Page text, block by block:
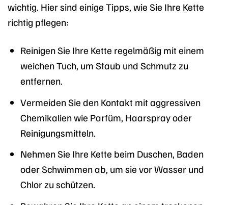
wichtig. Hier sind einige Tipps, wie Sie Ihre Kette
richtig pflegen:
Reinigen Sie Ihre Kette regelmäßig mit einem
weichen Tuch, um Staub und Schmutz zu
entfernen.
Vermeiden Sie den Kontakt mit aggressiven
Chemikalien wie Parfüm, Haarspray oder
Reinigungsmitteln.
Nehmen Sie Ihre Kette beim Duschen, Baden
oder Schwimmen ab, um sie vor Wasser und
Chlor zu schützen.